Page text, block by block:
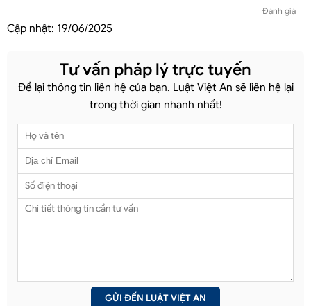
Đánh giá
Cập nhật: 19/06/2025
Tư vấn pháp lý trực tuyến
Để lại thông tin liên hệ của bạn. Luật Việt An sẽ liên hệ lại
trong thời gian nhanh nhất!